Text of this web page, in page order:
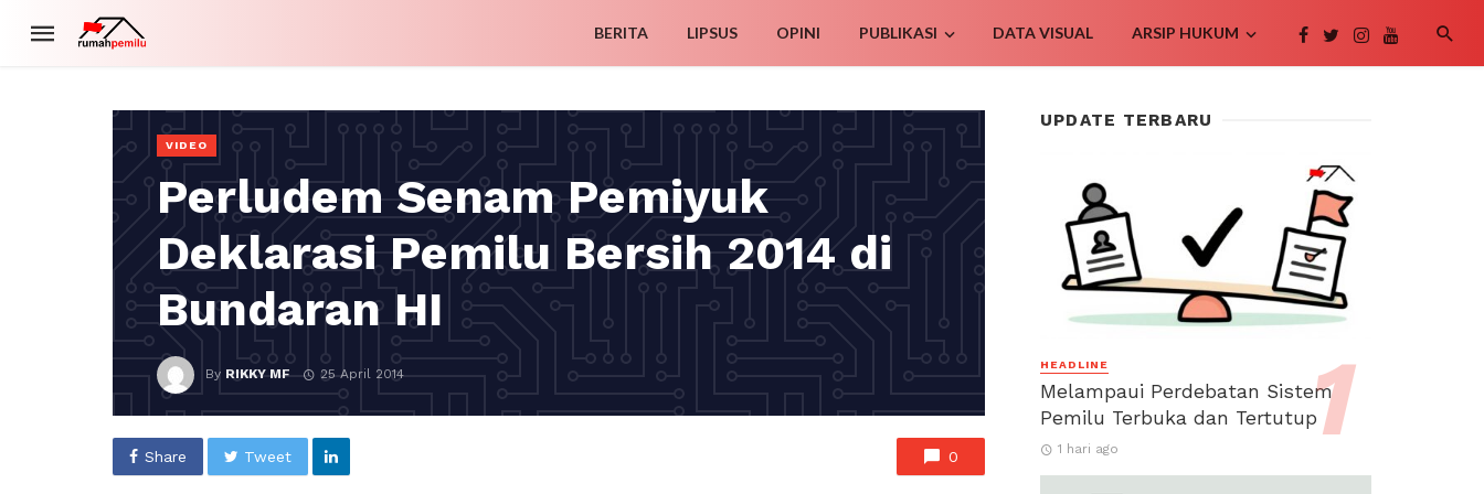
BERITA LIPSUS OPINI PUBLIKASI DATA VISUAL ARSIP HUKUM
VIDEO
Perludem Senam Pemiyuk
Deklarasi Pemilu Bersih 2014 di
Bundaran HI
By RIKKY MF 25 April 2014
Share Tweet 0
UPDATE TERBARU
HEADLINE
Melampaui Perdebatan Sistem
Pemilu Terbuka dan Tertutup
1 hari ago